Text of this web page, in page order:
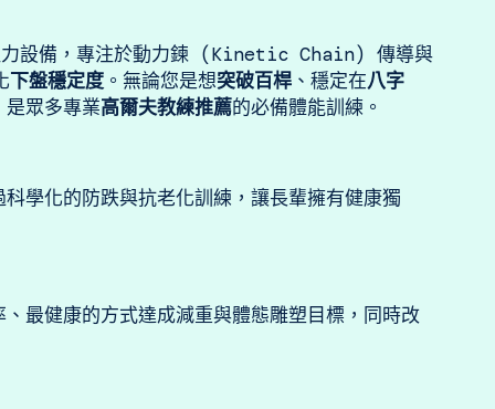
力設備，專注於動力鍊 (Kinetic Chain) 傳導與
下盤穩定度 。無論您是想突破百桿 、穩定在八字
眾多專業高爾夫教練推薦的必備體能訓練。
學化的防跌與抗老化訓練，讓長輩擁有健康獨
最健康的方式達成減重與體態雕塑目標，同時改